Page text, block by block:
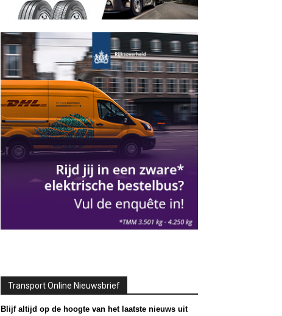
Transport Online Nieuwsbrief
Blijf altijd op de hoogte van het laatste nieuws uit